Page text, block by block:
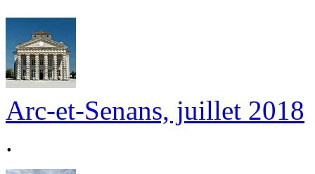
Arc-et-Senans, juillet 2018
.